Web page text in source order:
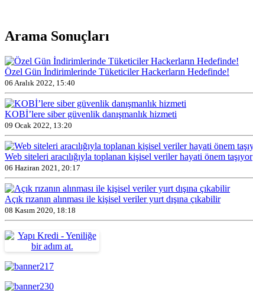
Arama Sonuçları
Özel Gün İndirimlerinde Tüketiciler Hackerların Hedefinde!
06 Aralık 2022, 15:40
KOBİ’lere siber güvenlik danışmanlık hizmeti
09 Ocak 2022, 13:20
Web siteleri aracılığıyla toplanan kişisel veriler hayati önem taşıyor
06 Haziran 2021, 20:17
Açık rızanın alınması ile kişisel veriler yurt dışına çıkabilir
08 Kasım 2020, 18:18